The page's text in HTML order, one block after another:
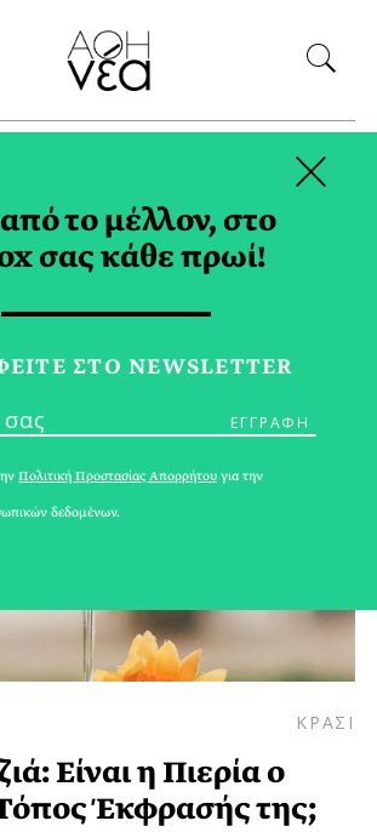
TAG
ΚΡΑΣΙ
Είναι η Πιερία ο
Έκφρασής της;
το μέλλον, στο
σας κάθε πρωί!
ΣΤΟ NEWSLETTER
Πολιτική Προστασίας Απορρήτου για την
δεδομένων.
×